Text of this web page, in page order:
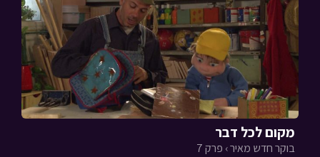
מקום לכל דבר
בוקר חדש מאיר › פרק 7